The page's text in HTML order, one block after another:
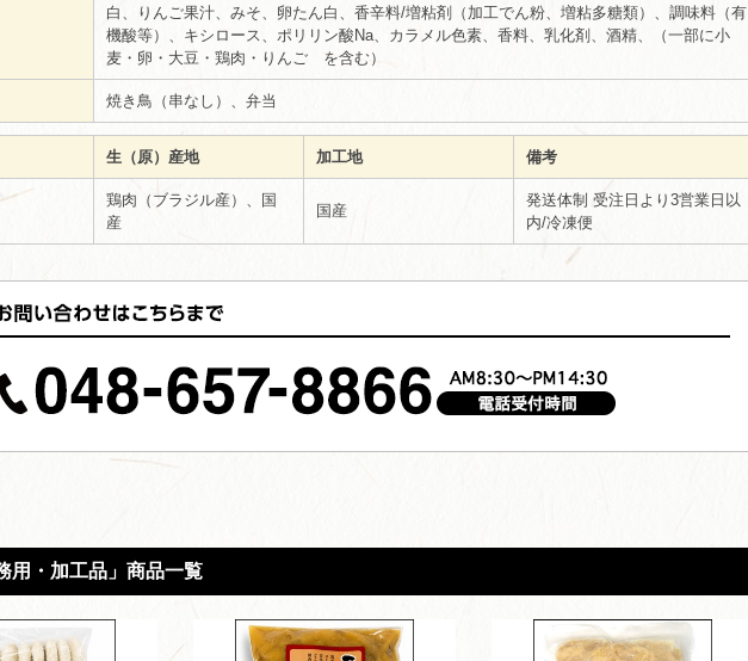
白、りんご果汁、みそ、卵たん白、香辛料/増粘剤（加工でん粉、増粘多糖類）、調味料（有
機酸等）、キシロース、ポリリン酸Na、カラメル色素、香料、乳化剤、酒精、（一部に小
麦・卵・大豆・鶏肉・りんご を含む）
焼き鳥（串なし）、弁当
生（原）産地 加工地 備考
鶏肉（ブラジル産）、国
産
国産
発送体制 受注日より3営業日以
内/冷凍便
用・加工品」商品一覧